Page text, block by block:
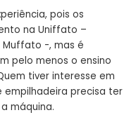
pois os
na Uniffato –
Muffato -, mas é
pelo menos o ensino
tiver interesse em
precisa ter
máquina.